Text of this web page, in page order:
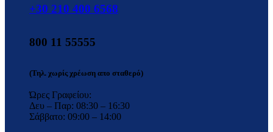
+30 210 400 6568
800 11 55555
(Τηλ. χωρίς χρέωση απο σταθερό)
Ώρες Γραφείου:
Δευ – Παρ: 08:30 – 16:30
Σάββατο: 09:00 – 14:00